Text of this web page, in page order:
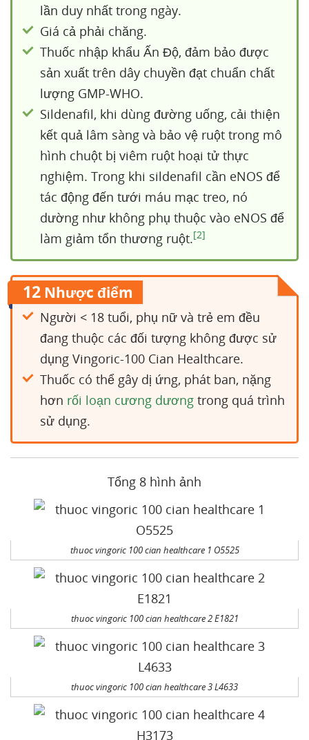
lần duy nhất trong ngày.
Giá cả phải chăng.
Thuốc nhập khẩu Ấn Độ, đảm bảo được
sản xuất trên dây chuyền đạt chuẩn chất
lượng GMP-WHO.
Sildenafil, khi dùng đường uống, cải thiện
kết quả lâm sàng và bảo vệ ruột trong mô
hình chuột bị viêm ruột hoại tử thực
nghiệm. Trong khi sildenafil cần eNOS để
tác động đến tưới máu mạc treo, nó
dường như không phụ thuộc vào eNOS để
làm giảm tổn thương ruột.[2]
12 Nhược điểm
Người < 18 tuổi, phụ nữ và trẻ em đều
đang thuộc các đối tượng không được sử
dụng Vingoric-100 Cian Healthcare.
Thuốc có thể gây dị ứng, phát ban, nặng
hơn rối loạn cương dương trong quá trình
sử dụng.
Tổng 8 hình ảnh
thuoc vingoric 100 cian healthcare 1 O5525
thuoc vingoric 100 cian healthcare 2 E1821
thuoc vingoric 100 cian healthcare 3 L4633